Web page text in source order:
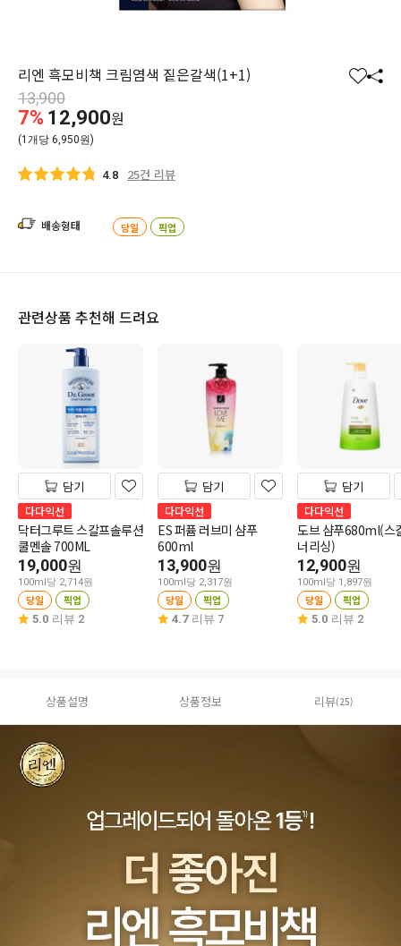
리엔 흑모비책 크림염색 짙은갈색(1+1)
찜 공
13,900
7% 12,900원
(1개당 6,950원)
4.8 25건 리뷰
배송형태 당일 픽업
관련상품 추천해 드려요
담기
다다익선
닥터그루트 스칼프솔루션
쿨멘솔 700ML
19,000원
100ml당 2,714원
당일 픽업
5.0 리뷰 2
담기
다다익선
ES 퍼퓸 러브미 샴푸
600ml
13,900원
100ml당 2,317원
당일 픽업
4.7 리뷰 7
담기
다다익선
도브 샴푸680ml(스
너리싱)
12,900원
100ml당 1,897원
당일 픽업
5.0 리뷰 2
상품설명 상품정보 리뷰(25)